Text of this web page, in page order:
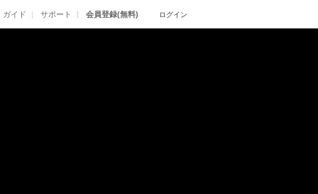
ガイド サポート 会員登録(無料) ログイン